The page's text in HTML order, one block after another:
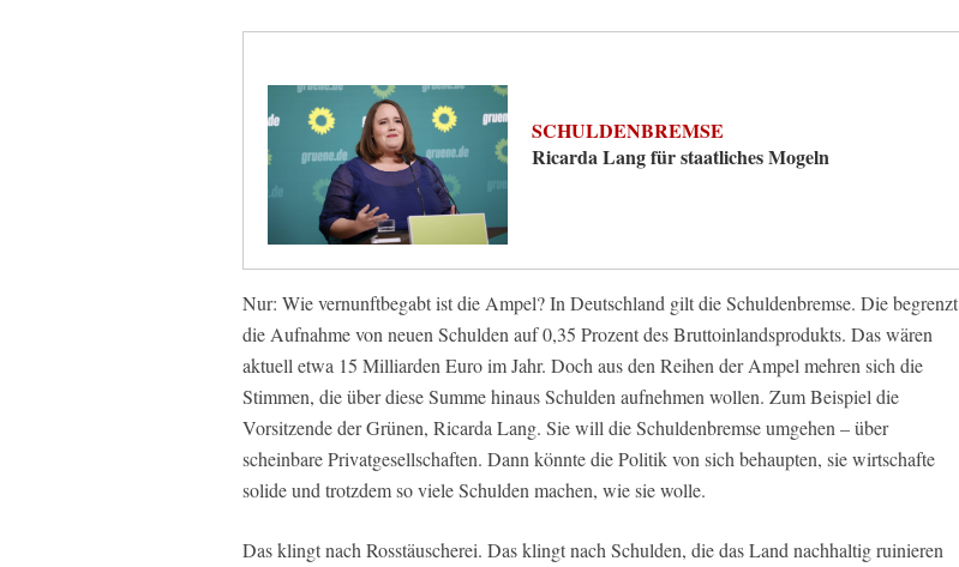
SCHULDENBREMSE
Ricarda Lang für staatliches Mogeln
Nur: Wie vernunftbegabt ist die Ampel? In Deutschland gilt die Schuldenbremse. Die begrenzt
die Aufnahme von neuen Schulden auf 0,35 Prozent des Bruttoinlandsprodukts. Das wären
aktuell etwa 15 Milliarden Euro im Jahr. Doch aus den Reihen der Ampel mehren sich die
Stimmen, die über diese Summe hinaus Schulden aufnehmen wollen. Zum Beispiel die
Vorsitzende der Grünen, Ricarda Lang. Sie will die Schuldenbremse umgehen – über
scheinbare Privatgesellschaften. Dann könnte die Politik von sich behaupten, sie wirtschafte
solide und trotzdem so viele Schulden machen, wie sie wolle.
Das klingt nach Rosstäuscherei. Das klingt nach Schulden, die das Land nachhaltig ruinieren